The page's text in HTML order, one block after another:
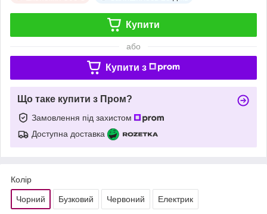
Купити
або
Купити з
Що таке купити з Пром?
Замовлення під захистом
Доступна доставка
Колір
Чорний Бузковий Червоний Електрик